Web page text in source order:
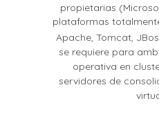
propietarias
plataformas
Apache, Tomcat,
se requiere para
operativa en
servidores de